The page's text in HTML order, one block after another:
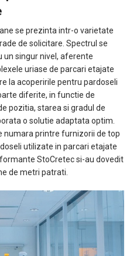
se prezinta intr-o varietate
de solicitare. Spectrul se
un singur nivel, aferente
uriase de parcari etajate
la acoperirile pentru pardoseli
diferite, in functie de
pozitia, starea si gradul de
o solutie adaptata optim.
numara printre furnizorii de top
utilizate in parcari etajate
StoCretec si-au dovedit
de metri patrati.